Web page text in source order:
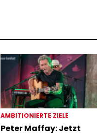
AMBITIONIERTE ZIELE
Peter Maffay: Jetzt